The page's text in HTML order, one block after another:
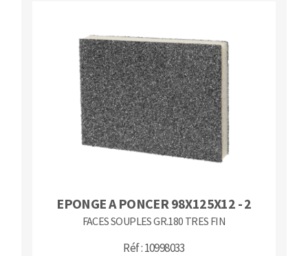
EPONGE A PONCER 98X125X12 - 2
FACES SOUPLES GR.180 TRES FIN
Réf : 10998033